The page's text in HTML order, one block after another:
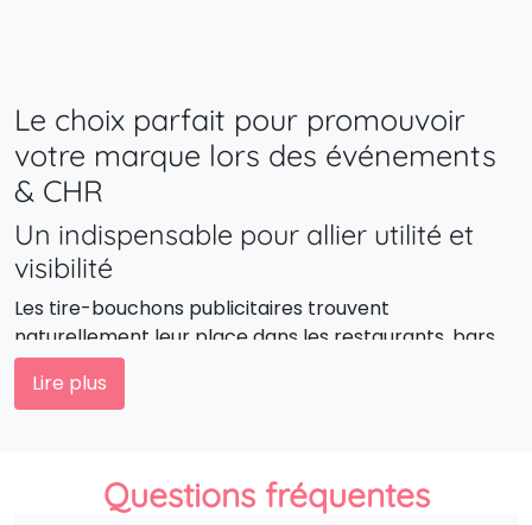
Le choix parfait pour promouvoir
votre marque lors des événements
& CHR
Un indispensable pour allier utilité et
visibilité
Les tire-bouchons publicitaires trouvent
naturellement leur place dans les restaurants, bars,
hôtels ou lors d’événements professionnels. En y
ajoutant votre logo, vous transformez un accessoire
Des limonadiers personnalisés pour un
geste élégant
Lire plus
Questions fréquentes